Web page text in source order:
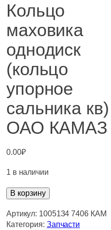
Кольцо
маховика
однодиск
(кольцо
упорное
сальника кв)
ОАО КАМАЗ
0.00₽
1 в наличии
Количество
Кольцо
маховика
В корзину
Артикул: 1005134 7406 КАМ
Категория: Запчасти